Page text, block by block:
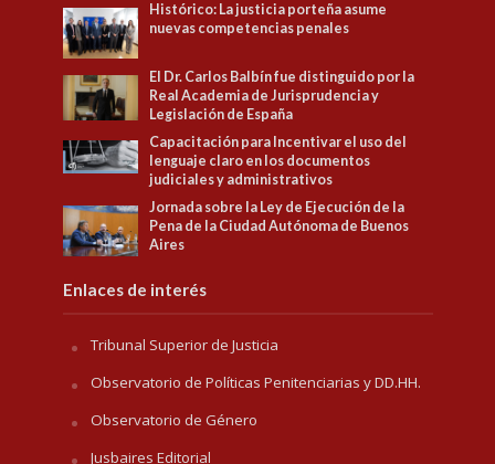
Histórico: La justicia porteña asume
nuevas competencias penales
El Dr. Carlos Balbín fue distinguido por la
Real Academia de Jurisprudencia y
Legislación de España
Capacitación para Incentivar el uso del
lenguaje claro en los documentos
judiciales y administrativos
Jornada sobre la Ley de Ejecución de la
Pena de la Ciudad Autónoma de Buenos
Aires
Enlaces de interés
Tribunal Superior de Justicia
Observatorio de Políticas Penitenciarias y DD.HH.
Observatorio de Género
Jusbaires Editorial